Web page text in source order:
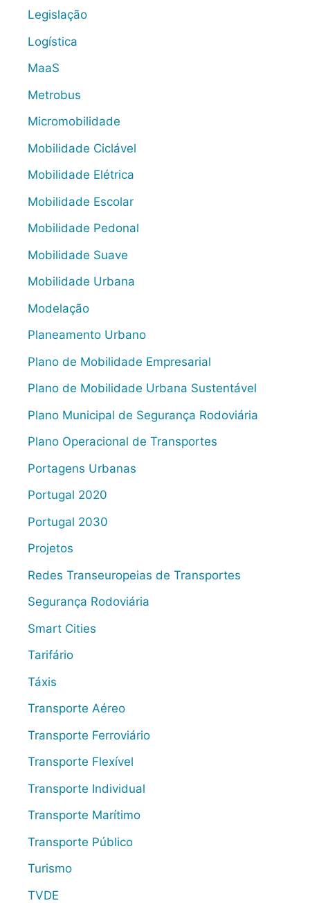
Legislação
Logística
MaaS
Metrobus
Micromobilidade
Mobilidade Ciclável
Mobilidade Elétrica
Mobilidade Escolar
Mobilidade Pedonal
Mobilidade Suave
Mobilidade Urbana
Modelação
Planeamento Urbano
Plano de Mobilidade Empresarial
Plano de Mobilidade Urbana Sustentável
Plano Municipal de Segurança Rodoviária
Plano Operacional de Transportes
Portagens Urbanas
Portugal 2020
Portugal 2030
Projetos
Redes Transeuropeias de Transportes
Segurança Rodoviária
Smart Cities
Tarifário
Táxis
Transporte Aéreo
Transporte Ferroviário
Transporte Flexível
Transporte Individual
Transporte Marítimo
Transporte Público
Turismo
TVDE